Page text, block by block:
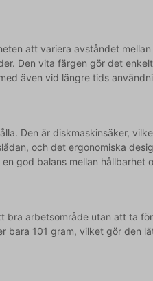
att variera avståndet
Den vita färgen gör det
även vid längre tids
Den är diskmaskinsäker,
och det ergonomiska
god balans mellan hållbarhet
arbetsområde utan att ta
bara 101 gram, vilket gör den